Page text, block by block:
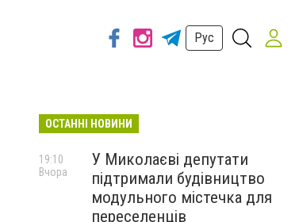
Рус
ОСТАННІ НОВИНИ
У Миколаєві депутати
підтримали будівництво
модульного містечка для
переселенців
19:10
Вчора